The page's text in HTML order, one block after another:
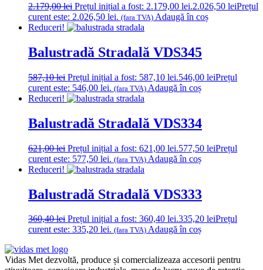
2.179,00lei Prețul inițial a fost: 2.179,00 lei.2.026,50 leiPrețul
curent este: 2.026,50 lei. (fara TVA) Adaugă în coș
Reduceri!
Balustradă Stradală VDS345
587,10lei Prețul inițial a fost: 587,10 lei.546,00 leiPrețul
curent este: 546,00 lei. (fara TVA) Adaugă în coș
Reduceri!
Balustradă Stradală VDS334
621,00lei Prețul inițial a fost: 621,00 lei.577,50 leiPrețul
curent este: 577,50 lei. (fara TVA) Adaugă în coș
Reduceri!
Balustradă Stradală VDS333
360,40lei Prețul inițial a fost: 360,40 lei.335,20 leiPrețul
curent este: 335,20 lei. (fara TVA) Adaugă în coș
Vidas Met dezvoltă, produce și comercializeaza accesorii pentru